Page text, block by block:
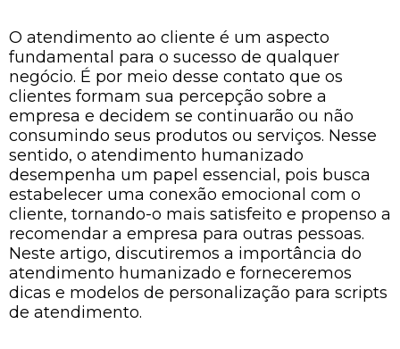
O atendimento ao cliente é um aspecto
fundamental para o sucesso de qualquer
negócio. É por meio desse contato que os
clientes formam sua percepção sobre a
empresa e decidem se continuarão ou não
consumindo seus produtos ou serviços. Nesse
sentido, o atendimento humanizado
desempenha um papel essencial, pois busca
estabelecer uma conexão emocional com o
cliente, tornando-o mais satisfeito e propenso a
recomendar a empresa para outras pessoas.
Neste artigo, discutiremos a importância do
atendimento humanizado e forneceremos
dicas e modelos de personalização para scripts
de atendimento.